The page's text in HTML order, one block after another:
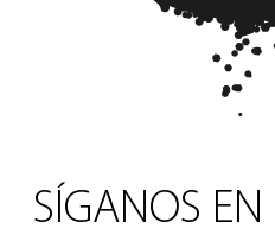
SÍGANOS